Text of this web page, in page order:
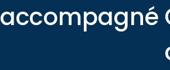
accompagné